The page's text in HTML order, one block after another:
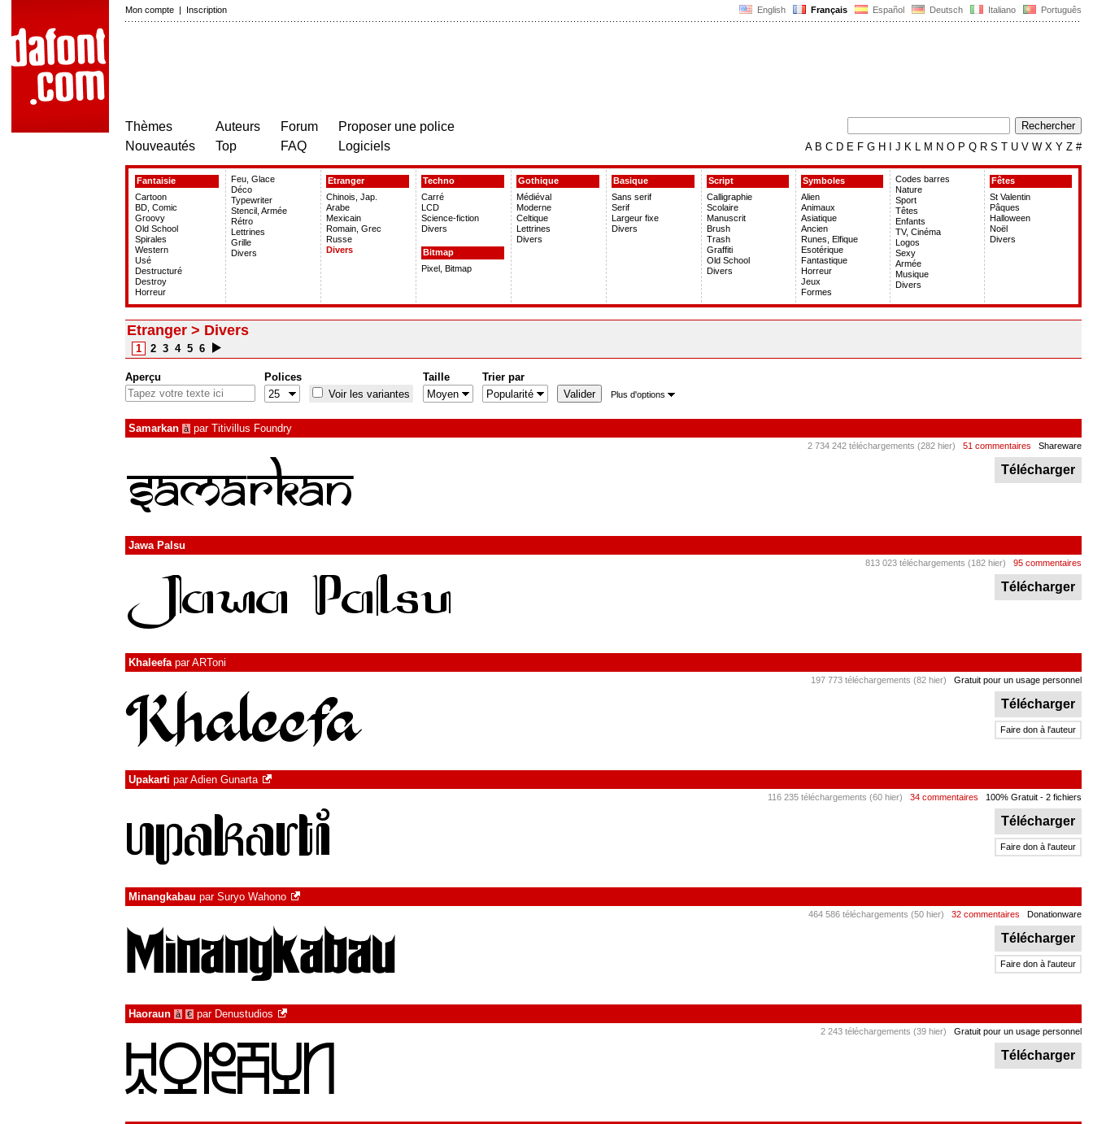
English Français Español Deutsch Italiano Português
Mon compte | Inscription
Thèmes
Nouveautés
Auteurs
Top
Forum
FAQ
Proposer une police
Logiciels
AB C D E F G H J K L M N O P Q R S T U V W X Y Z #
Fantaisie
Cartoon
BD, Comic
Groovy
Old School
Spirales
Western
Usé
Destructuré
Destroy
Horreur
Feu, Glace
Déco
Typewriter
Stencil, Armée
Rétro
Lettrines
Grille
Divers
Etranger
Chinois, Jap.
Arabe
Mexicain
Romain, Grec
Russe
Divers
Techno
Carré
LCD
Science-fiction
Divers
Bitmap
Pixel, Bitmap
Gothique
Médiéval
Moderne
Celtique
Lettrines
Divers
Basique
Sans serif
Serif
Largeur fixe
Divers
Script
Calligraphie
Scolaire
Manuscrit
Brush
Trash
Graffiti
Old School
Divers
Symboles
Alien
Animaux
Asiatique
Ancien
Runes, Elfique
Esotérique
Fantastique
Horreur
Jeux
Formes
Codes barres
Nature
Sport
Têtes
Enfants
TV, Cinéma
Logos
Sexy
Armée
Musique
Divers
Fêtes
St Valentin
Pâques
Halloween
Noël
Divers
Etranger > Divers
1 2 3 4 5 6
Aperçu
Polices
Voir les variantes
Taille Trier par
Plus d'options
Samarkan à par Titivillus Foundry
2 734 242 téléchargements (282 hier) 51 commentaires Shareware
Télécharger
Jawa Palsu
813 023 téléchargements (182 hier) 95 commentaires
Télécharger
KhaleefaparARToni
197 773 téléchargements (82 hier) Gratuit pour un usage personnel
Télécharger
Faire don à l'auteur
Upakarti parAdien Gunarta
116 235 téléchargements (60 hier) 34 commentaires 100% Gratuit - 2 fichiers
Télécharger
Faire don à l'auteur
Minangkabau par Suryo Wahono
464 586 téléchargements (50 hier) 32 commentaires Donationware
Télécharger
Faire don à l'auteur
Haoraun à € par Denustudios
2 243 téléchargements (39 hier) Gratuit pour un usage personnel
Télécharger